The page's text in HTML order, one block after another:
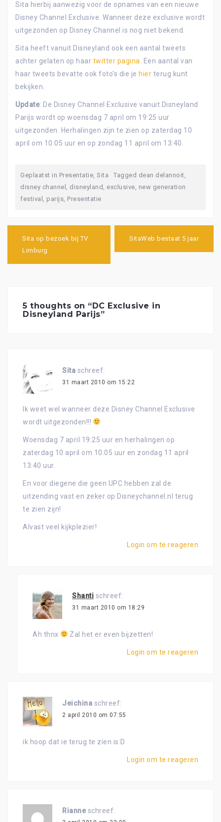
Sita hierbij aanwezig voor de opnames van een nieuwe
Disney Channel Exclusive. Wanneer deze exclusive wordt
uitgezonden op Disney Channel is nog niet bekend.
Sita heeft vanuit Disneyland ook een aantal tweets
achter gelaten op haar twitter pagina . Een aantal van
haar tweets bevatte ook foto's die je hier terug kunt
bekijken.
Update: De Disney Channel Exclusive vanuit Disneyland
Parijs wordt op woensdag 7 april om 19:25 uur
uitgezonden. Herhalingen zijn te zien op zaterdag 10
april om 10:05 uur en op zondag 11 april om 13:40.
Geplaatst in Presentatie, Sita Tagged dean delannoit,
disney channel , disneyland , exclusive, new generation
festival , parijs, Presentatie
navigatie
Sita op bezoek bij TV
Limburg
SitaWeb bestaat 5 jaar
5 thoughts on “DC Exclusive in
Disneyland Parijs”
Sita schreef:
31 maart 2010 om 15:22
Ik weet wel wanneer deze Disney Channel Exclusive
wordt uitgezonden!!!
Woensdag 7 april 19:25 uur en herhalingen op
zaterdag 10 april om 10:05 uur en zondag 11 april
13:40 uur.
En voor diegene die geen UPC hebben zal de
uitzending vast en zeker op Disneychannel.nl terug
te zien zijn!
Alvast veel kijkplezier!
Login om te reageren
Shanti schreef:
31 maart 2010 om 18:29
Ah thnx Zal het er even bijzetten!
Login om te reageren
Jeichina schreef:
2 april 2010 om 07:55
ik hoop dat ie terug te zien is:D
Login om te reageren
Rianne schreef: